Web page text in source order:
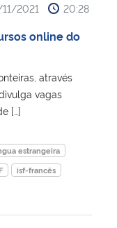
2021 20:28
online do
através
vagas
[…]
estrangeira
isf-francês